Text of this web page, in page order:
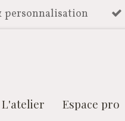
personnalisation
L'atelier Espace pro